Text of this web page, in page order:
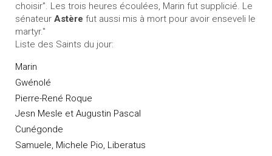
choisir". Les trois heures écoulées, Marin fut supplicié. Le
sénateur Astère fut aussi mis à mort pour avoir enseveli le
martyr."
Liste des Saints du jour:
Marin
Gwénolé
Pierre-René Roque
Jesn Mesle et Augustin Pascal
Cunégonde
Samuele, Michele Pio, Liberatus